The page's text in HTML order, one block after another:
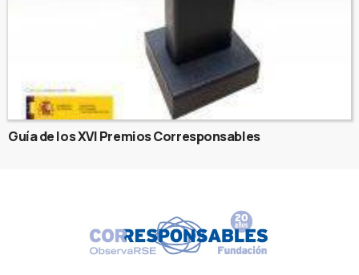
Guía de los XVI Premios Corresponsables